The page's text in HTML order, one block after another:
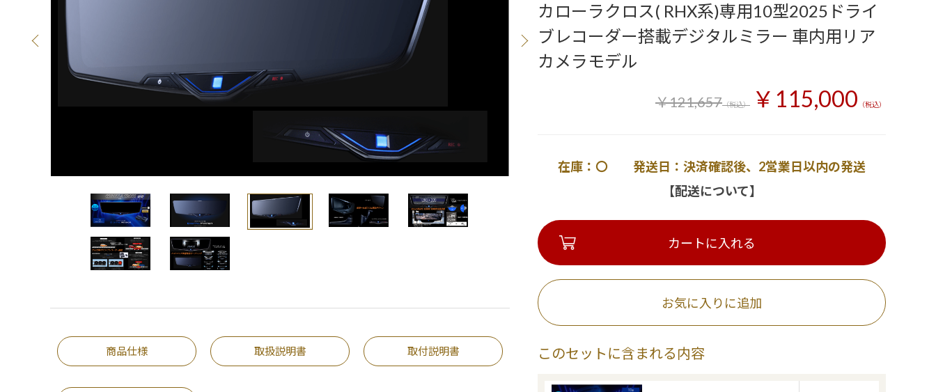
商品仕様 取扱説明書 取付説明書
カローラクロス( RHX系)専用10型2025ドライ
ブレコーダー搭載デジタルミラー 車内用リア
カメラモデル
￥121,657（税込） ￥115,000 （税込）
在庫：〇 発送日：決済確認後、2営業日以内の発送
【配送について】
カートに入れる
このセットに含まれる内容
お気に入りに追加